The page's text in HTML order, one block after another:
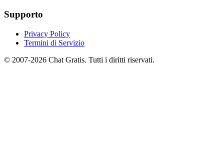
Supporto
Privacy Policy
Termini di Servizio
© 2007-2026 Chat Gratis. Tutti i diritti riservati.